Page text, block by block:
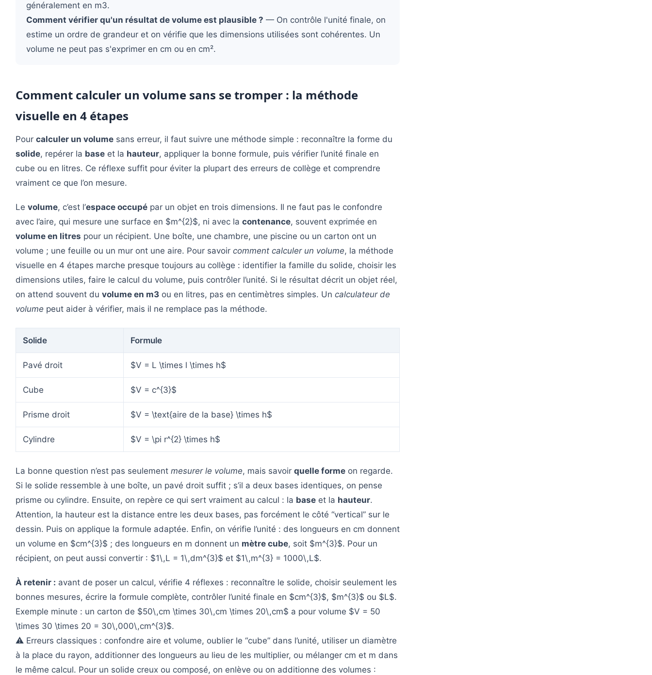
généralement en m3.
Comment vérifier qu'un résultat de volume est plausible ? — On contrôle l'unité finale, on
estime un ordre de grandeur et on vérifie que les dimensions utilisées sont cohérentes. Un
volume ne peut pas s'exprimer en cm ou en cm².
Comment calculer un volume sans se tromper : la méthode
visuelle en 4 étapes
Pour calculer un volume sans erreur, il faut suivre une méthode simple : reconnaître la forme du
solide, repérer la base et la hauteur, appliquer la bonne formule, puis vérifier l’unité finale en
cube ou en litres. Ce réflexe suffit pour éviter la plupart des erreurs de collège et comprendre
vraiment ce que l’on mesure.
Le volume, c’est l’espace occupé par un objet en trois dimensions. Il ne faut pas le confondre
avec l’aire, qui mesure une surface en $m^{2}$, ni avec la contenance, souvent exprimée en
volume en litres pour un récipient. Une boîte, une chambre, une piscine ou un carton ont un
volume ; une feuille ou un mur ont une aire. Pour savoir comment calculer un volume, la méthode
visuelle en 4 étapes marche presque toujours au collège : identifier la famille du solide, choisir les
dimensions utiles, faire le calcul du volume, puis contrôler l’unité. Si le résultat décrit un objet réel,
on attend souvent du volume en m3 ou en litres, pas en centimètres simples. Un calculateur de
volume peut aider à vérifier, mais il ne remplace pas la méthode.
Solide Formule
Pavé droit $V = L \times l \times h$
Cube $V = c^{3}$
Prisme droit $V = \text{aire de la base} \times h$
Cylindre $V = \pi r^{2} \times h$
La bonne question n’est pas seulement mesurer le volume, mais savoir quelle forme on regarde.
Si le solide ressemble à une boîte, un pavé droit suffit ; s’il a deux bases identiques, on pense
prisme ou cylindre. Ensuite, on repère ce qui sert vraiment au calcul : la base et la hauteur.
Attention, la hauteur est la distance entre les deux bases, pas forcément le côté “vertical” sur le
dessin. Puis on applique la formule adaptée. Enfin, on vérifie l’unité : des longueurs en cm donnent
un volume en $cm^{3}$ ; des longueurs en m donnent un mètre cube, soit $m^{3}$. Pour un
récipient, on peut aussi convertir : $1\,L = 1\,dm^{3}$ et $1\,m^{3} = 1000\,L$.
À retenir : avant de poser un calcul, vérifie 4 réflexes : reconnaître le solide, choisir seulement les
bonnes mesures, écrire la formule complète, contrôler l’unité finale en $cm^{3}$, $m^{3}$ ou $L$.
Exemple minute : un carton de $50\,cm \times 30\,cm \times 20\,cm$ a pour volume $V = 50
\times 30 \times 20 = 30\,000\,cm^{3}$.
⚠️ Erreurs classiques : confondre aire et volume, oublier le “cube” dans l’unité, utiliser un diamètre
à la place du rayon, additionner des longueurs au lieu de les multiplier, ou mélanger cm et m dans
le même calcul. Pour un solide creux ou composé, on enlève ou on additionne des volumes :